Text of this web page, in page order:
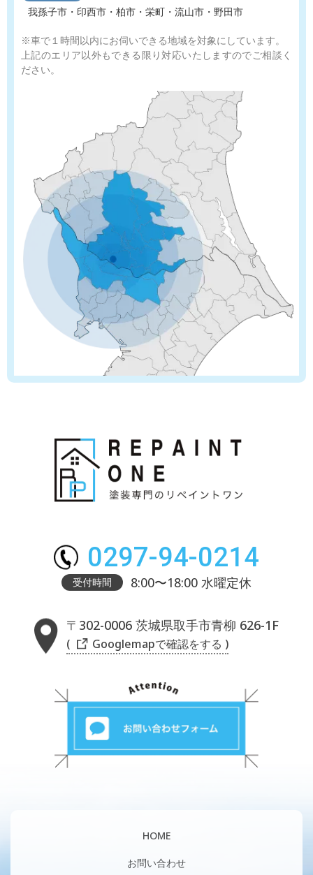
我孫子市・印西市・柏市・栄町・流山市・野田市
※車で１時間以内にお伺いできる地域を対象にしています。
上記のエリア以外もできる限り対応いたしますのでご相談く
ださい。
0297-94-0214
受付時間 8:00〜18:00 水曜定休
〒302-0006 茨城県取手市青柳 626-1F
( Googlemapで確認をする )
HOME
お問い合わせ